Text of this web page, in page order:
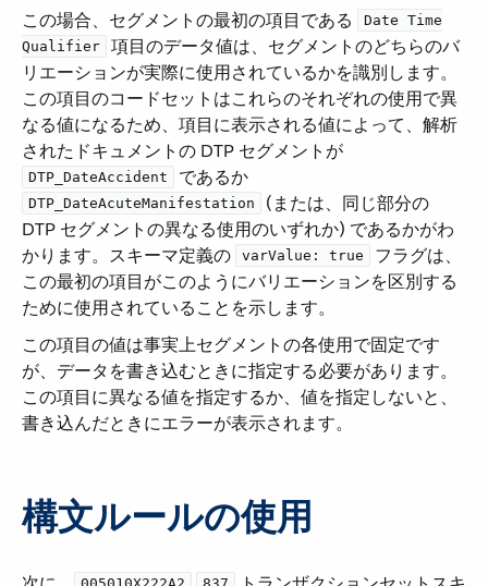
この場合、セグメントの最初の項目である ​
Date Time
Qualifier
​ 項目のデータ値は、セグメントのどちらのバ
リエーションが実際に使用されているかを識別します。
この項目のコードセットはこれらのそれぞれの使用で異
なる値になるため、項目に表示される値によって、解析
されたドキュメントの DTP セグメントが ​
DTP_DateAccident ​ であるか ​
DTP_DateAcuteManifestation
​ (または、同じ部分の
DTP セグメントの異なる使用のいずれか) であるかがわ
かります。スキーマ定義の ​
varValue: true
​ フラグは、
この最初の項目がこのようにバリエーションを区別する
ために使用されていることを示します。
この項目の値は事実上セグメントの各使用で固定です
が、データを書き込むときに指定する必要があります。
この項目に異なる値を指定するか、値を指定しないと、
書き込んだときにエラーが表示されます。
構文ルールの使用